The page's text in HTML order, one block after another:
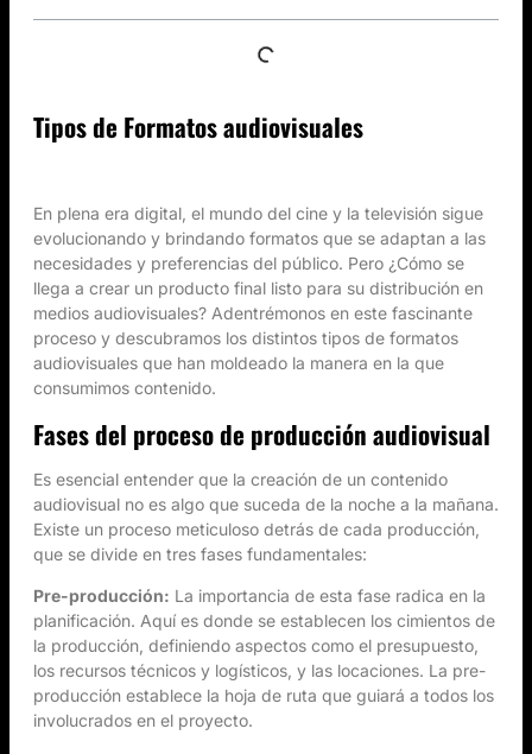
Tipos de Formatos audiovisuales
En plena era digital, el mundo del cine y la televisión sigue
evolucionando y brindando formatos que se adaptan a las
necesidades y preferencias del público. Pero ¿Cómo se
llega a crear un producto final listo para su distribución en
medios audiovisuales? Adentrémonos en este fascinante
proceso y descubramos los distintos tipos de formatos
audiovisuales que han moldeado la manera en la que
consumimos contenido.
Fases del proceso de producción audiovisual
Es esencial entender que la creación de un contenido
audiovisual no es algo que suceda de la noche a la mañana.
Existe un proceso meticuloso detrás de cada producción,
que se divide en tres fases fundamentales:
Pre-producción: La importancia de esta fase radica en la
planificación. Aquí es donde se establecen los cimientos de
la producción, definiendo aspectos como el presupuesto,
los recursos técnicos y logísticos, y las locaciones. La pre-
producción establece la hoja de ruta que guiará a todos los
involucrados en el proyecto.